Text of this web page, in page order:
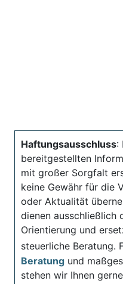
Haftungsausschluss:
bereitgestellten
mit großer Sorgfalt
keine Gewähr für die
oder Aktualität
dienen ausschließlich
Orientierung und
steuerliche Beratung.
Beratung und
stehen wir Ihnen